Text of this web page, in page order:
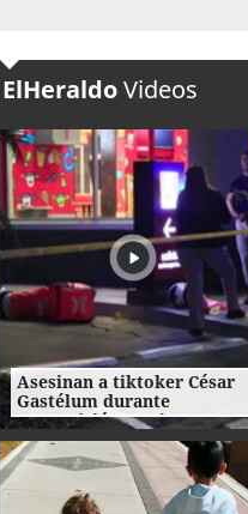
ElHeraldoVideos
Asesinan a tiktoker César
Gastélum durante
transmisión en vivo en
México